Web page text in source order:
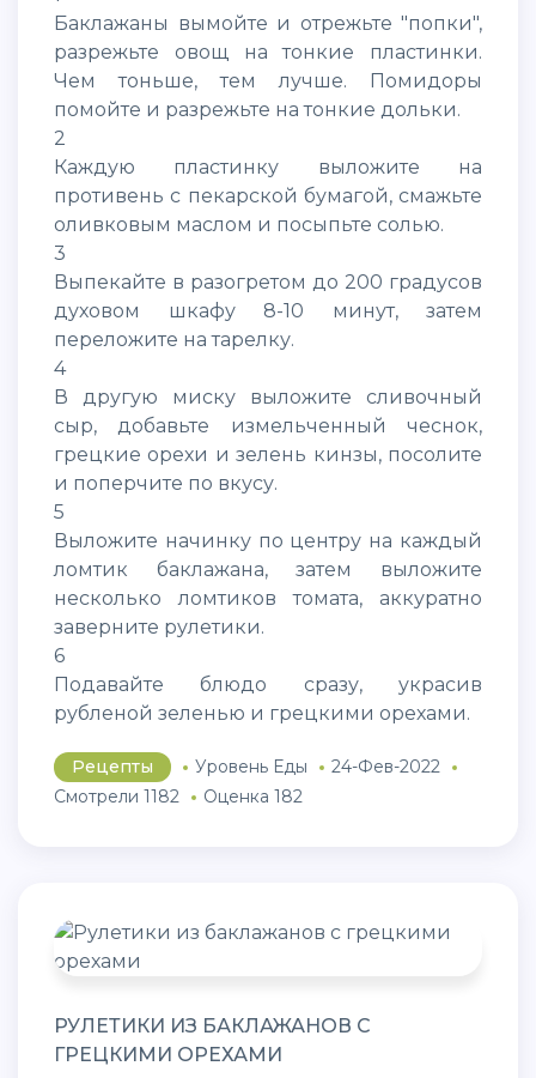
Баклажаны вымойте и отрежьте "попки",
разрежьте овощ на тонкие пластинки.
Чем тоньше, тем лучше. Помидоры
помойте и разрежьте на тонкие дольки.
2
Каждую пластинку выложите на
противень с пекарской бумагой, смажьте
оливковым маслом и посыпьте солью.
3
Выпекайте в разогретом до 200 градусов
духовом шкафу 8-10 минут, затем
переложите на тарелку.
4
В другую миску выложите сливочный
сыр, добавьте измельченный чеснок,
грецкие орехи и зелень кинзы, посолите
и поперчите по вкусу.
5
Выложите начинку по центру на каждый
ломтик баклажана, затем выложите
несколько ломтиков томата, аккуратно
заверните рулетики.
6
Подавайте блюдо сразу, украсив
рубленой зеленью и грецкими орехами.
Рецепты Уровень Еды
24-Фев-2022
Смотрели 1182
Оценка 182
РУЛЕТИКИ ИЗ БАКЛАЖАНОВ С
ГРЕЦКИМИ ОРЕХАМИ